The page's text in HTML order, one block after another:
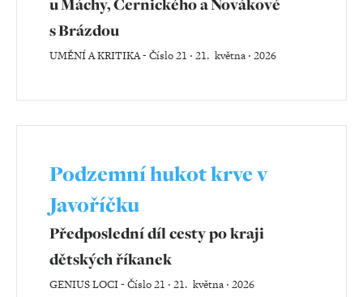
s Brázdou
UMĚNÍ A KRITIKA-Číslo 21 ‧ 21. května ‧ 2026
Podzemní hukot krve v
Javoříčku
Předposlední díl cesty po kraji
dětských říkanek
GENIUS LOCI-Číslo 21 ‧ 21. května ‧ 2026